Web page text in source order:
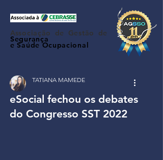
Associação de Gestão de
Segurança
e Saúde Ocupacional
eSocial fechou os debates
do Congresso SST 2022
TATIANA MAMEDE